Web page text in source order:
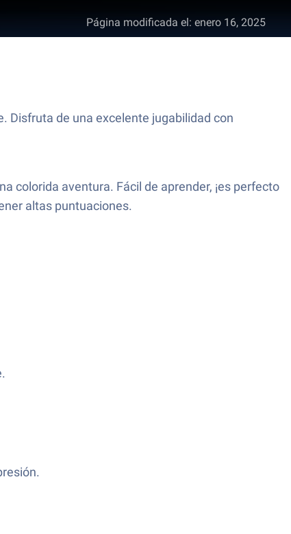
Página modificada el: enero 16, 2025
Disfruta de una excelente jugabilidad con
colorida aventura. Fácil de aprender, ¡es perfecto
altas puntuaciones.